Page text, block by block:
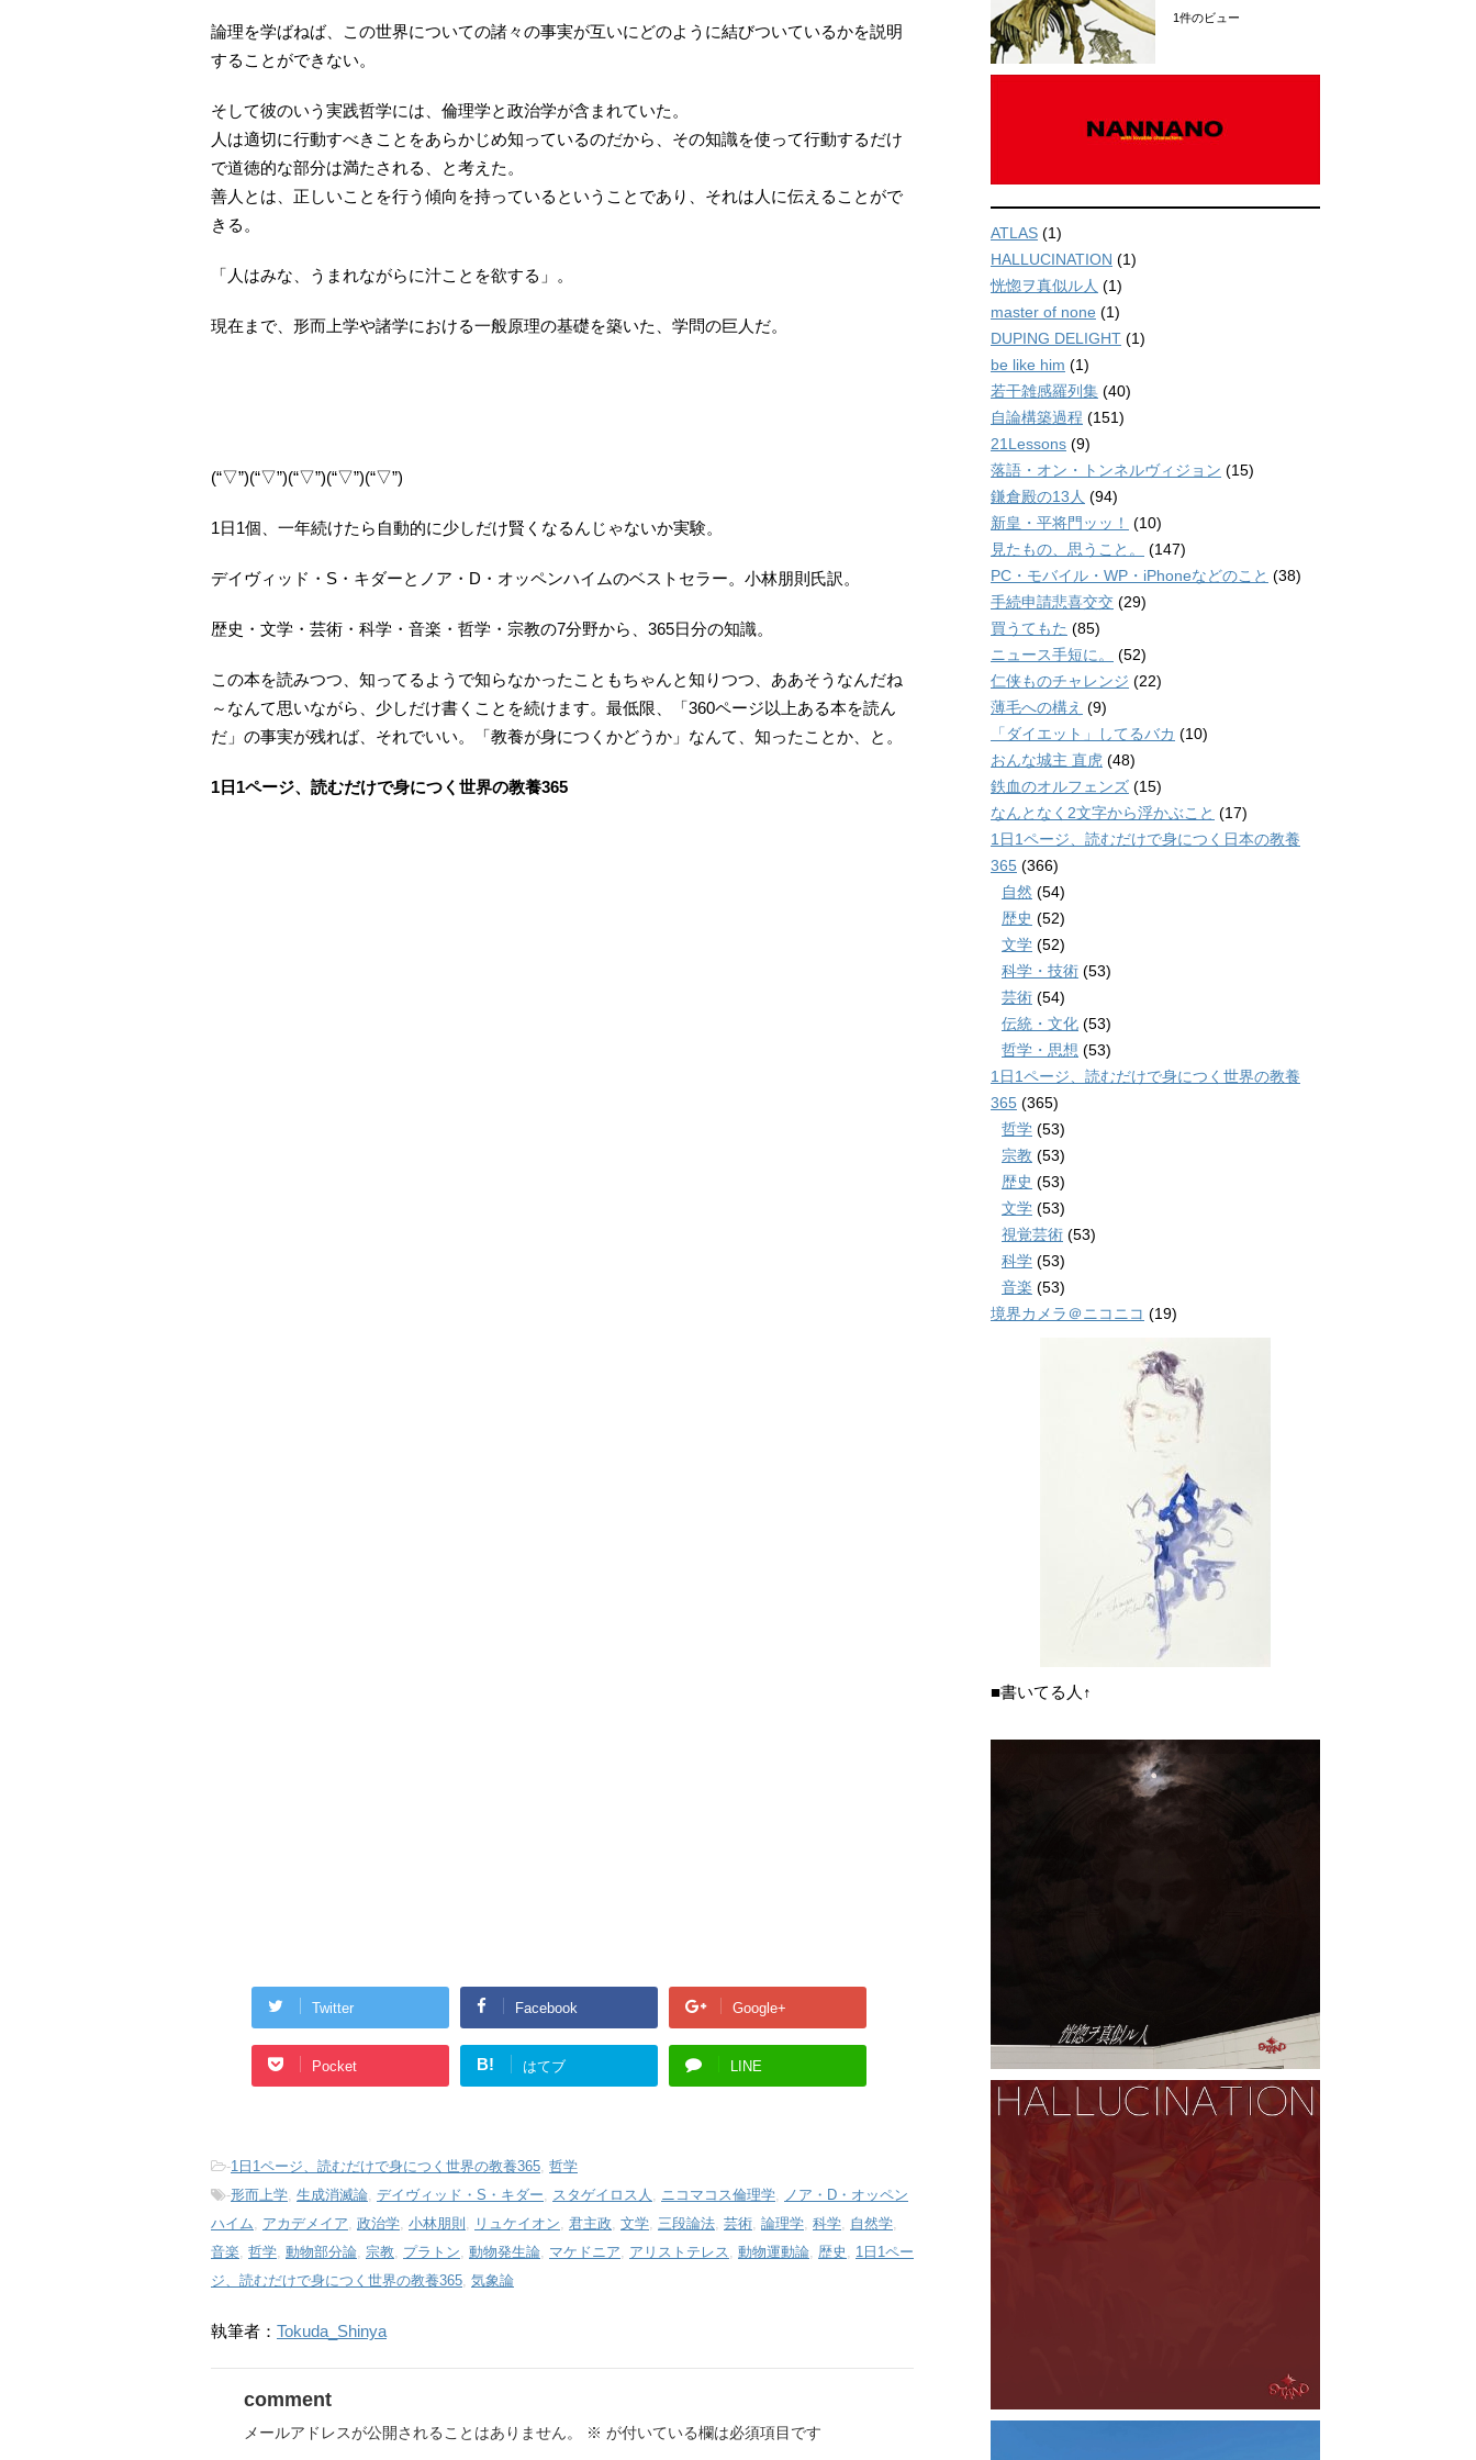
論理を学ばねば、この世界についての諸々の事実が互いにどのように結びついているかを説明
することができない。
そして彼のいう実践哲学には、倫理学と政治学が含まれていた。
人は適切に行動すべきことをあらかじめ知っているのだから、その知識を使って行動するだけ
で道徳的な部分は満たされる、と考えた。
善人とは、正しいことを行う傾向を持っているということであり、それは人に伝えることがで
きる。
「人はみな、うまれながらに汁ことを欲する」。
現在まで、形而上学や諸学における一般原理の基礎を築いた、学問の巨人だ。
(“▽”)(“▽”)(“▽”)(“▽”)(“▽”)
1日1個、一年続けたら自動的に少しだけ賢くなるんじゃないか実験。
デイヴィッド・S・キダーとノア・D・オッペンハイムのベストセラー。小林朋則氏訳。
歴史・文学・芸術・科学・音楽・哲学・宗教の7分野から、365日分の知識。
この本を読みつつ、知ってるようで知らなかったこともちゃんと知りつつ、ああそうなんだね
～なんて思いながら、少しだけ書くことを続けます。最低限、「360ページ以上ある本を読ん
だ」の事実が残れば、それでいい。「教養が身につくかどうか」なんて、知ったことか、と。
1日1ページ、読むだけで身につく世界の教養365
Twitter Facebook Google+
Pocket B! はてブ LINE
-1日1ページ、読むだけで身につく世界の教養365, 哲学
-形而上学, 生成消滅論, デイヴィッド・S・キダー, スタゲイロス人 , ニコマコス倫理学, ノア・D・オッペン
ハイム, アカデメイア, 政治学, 小林朋則 , リュケイオン, 君主政, 文学, 三段論法, 芸術, 論理学, 科学, 自然学,
音楽, 哲学, 動物部分論, 宗教, プラトン, 動物発生論, マケドニア, アリストテレス, 動物運動論, 歴史 , 1日1ペー
ジ、読むだけで身につく世界の教養365, 気象論
執筆者： Tokuda_Shinya
comment
メールアドレスが公開されることはありません。 ※ が付いている欄は必須項目です
1件のビュー
ATLAS (1)
HALLUCINATION (1)
恍惚ヲ真似ル人 (1)
master of none (1)
DUPING DELIGHT (1)
be like him (1)
若干雑感羅列集 (40)
自論構築過程 (151)
21Lessons (9)
落語・オン・トンネルヴィジョン (15)
鎌倉殿の13人 (94)
新皇・平将門ッッ！
(10)
見たもの、思うこと。
(147)
PC・モバイル・WP・iPhoneなどのこと (38)
手続申請悲喜交交 (29)
買うてもた (85)
ニュース手短に。
(52)
仁侠ものチャレンジ (22)
薄毛への構え (9)
「ダイエット」してるバカ (10)
おんな城主 直虎 (48)
鉄血のオルフェンズ (15)
なんとなく2文字から浮かぶこと (17)
1日1ページ、読むだけで身につく日本の教養
365 (366)
自然 (54)
歴史 (52)
文学 (52)
科学・技術 (53)
芸術 (54)
伝統・文化 (53)
哲学・思想 (53)
1日1ページ、読むだけで身につく世界の教養
365 (365)
哲学 (53)
宗教 (53)
歴史 (53)
文学 (53)
視覚芸術 (53)
科学 (53)
音楽 (53)
境界カメラ＠ニコニコ (19)
■書いてる人↑